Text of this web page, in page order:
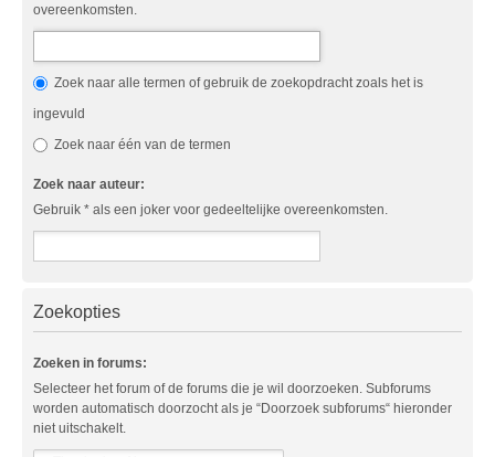
overeenkomsten.
Zoek naar alle termen of gebruik de zoekopdracht zoals het is
ingevuld
Zoek naar één van de termen
Zoek naar auteur:
Gebruik * als een joker voor gedeeltelijke overeenkomsten.
Zoekopties
Zoeken in forums:
Selecteer het forum of de forums die je wil doorzoeken. Subforums
worden automatisch doorzocht als je “Doorzoek subforums“ hieronder
niet uitschakelt.